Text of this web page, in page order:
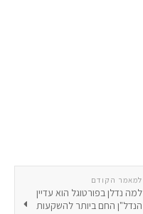
למאמר הקודם
למה נדלן בפורטוגל הוא עדיין
הנדל"ן החם ביותר להשקעות